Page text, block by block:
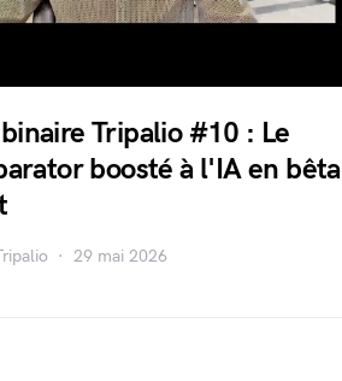
Tripalio #10 : Le
boosté à l'IA en bêta
29 mai 2026